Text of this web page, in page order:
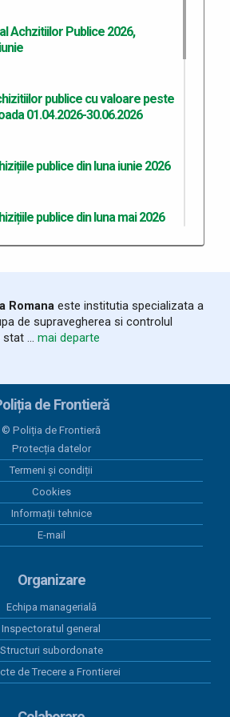
Achzitiilor Publice 2026,
publice cu valoare peste
01.04.2026-30.06.2026
publice din luna iunie 2026
publice din luna mai 2026
publice din luna martie
Publice 2026 - versiunea 06
Achizițiilor Publice 2026 -
publice finalizate prin
cu valoare peste 5.000 euro
31.03.2026
publice 2026 - versiunea 01
publice 2026 - versiunea 04
Romana este institutia specializata a
de supravegherea si controlul
... mai departe
de Frontieră
© Poliția de Frontieră
Protecția datelor
Termeni și condiții
Cookies
Informații tehnice
E-mail
Organizare
Echipa managerială
Inspectoratul general
Structuri subordonate
de Trecere a Frontierei